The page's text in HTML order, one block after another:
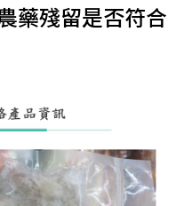
藥殘留是否符合